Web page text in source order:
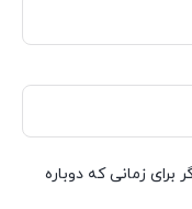
برای زمانی که دوباره